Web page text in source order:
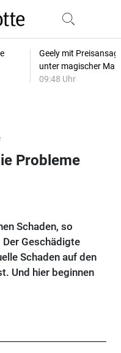
Geely mit
unter magischer
09:48 Uhr
Probleme
Schaden, so
Geschädigte
Schaden auf den
Und hier beginnen